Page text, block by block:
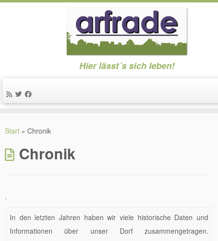
Inhalt
Hier lässt´s sich leben!
Start » Chronik
Chronik
.
In den letzten Jahren haben wir viele historische Daten und
Informationen über unser Dorf zusammengetragen.